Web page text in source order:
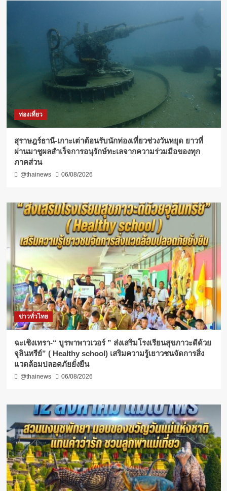
ท่องเที่ยว
สุราษฎร์ธานี-เกาะเต่าต้อนรับนักท่องเที่ยวช่วงวันหยุด ยาวที่
ผ่านมาชูผลสำเร็จการอนุรักษ์ทะเลจากความร่วมมือของทุก
ภาคส่วน
@thainews 06/08/2026
ข่าวทั่วไทย
ฉะเชิงเทรา-​“ บูรพาพาวเวอร์ ” ส่งเสริมโรงเรียนสุขภาวะดีด้วย
จุลินทรีย์” ( Healthy school) เสริมความรู้เยาวชนจัดการสิ่ง
แวดล้อมปลอดภัยยั่งยืน
@thainews 06/08/2026